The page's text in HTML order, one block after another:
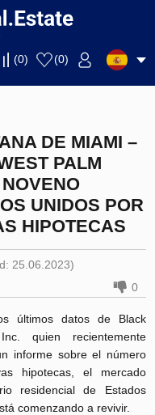
(0) (0)
DE MIAMI –
PALM
UNIDOS POR
HIPOTECAS
25.06.2023)
0
últimos datos de Black
quien recientemente
informe sobre el número
hipotecas, el mercado
residencial de Estados
comenzando a revivir.